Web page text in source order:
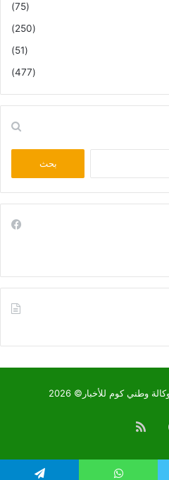
(75)
(250)
(51)
(477)
وطني كوم للأخبار© 2026
فيسبوكملخص
الموقع